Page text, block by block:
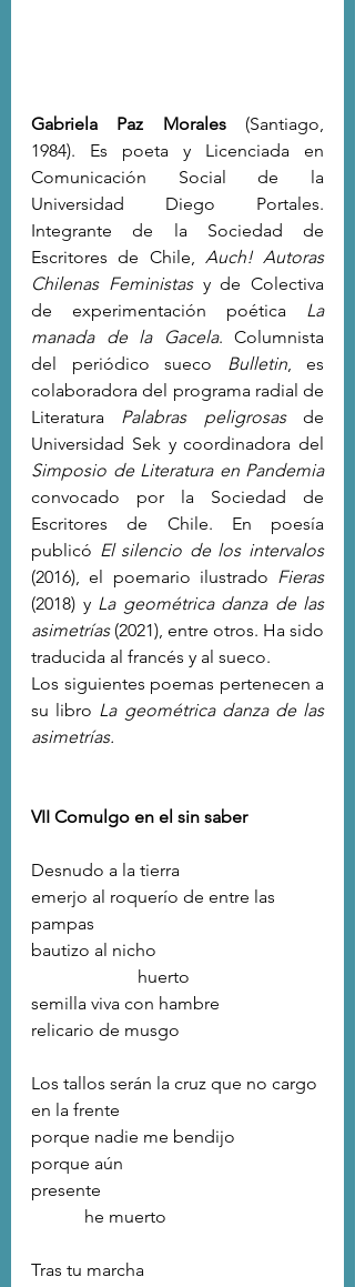
Gabriela Paz Morales (Santiago,
1984). Es poeta y Licenciada en
Comunicación Social de la
Universidad Diego Portales.
Integrante de la Sociedad de
Escritores de Chile, Auch! Autoras
Chilenas Feministas y de Colectiva
de experimentación poética La
manada de la Gacela. Columnista
del periódico sueco Bulletin, es
colaboradora del programa radial de
Literatura Palabras peligrosas de
Simposio de Literatura en Pandemia
convocado por la Sociedad de
Escritores de Chile. En poesía
publicó El silencio de los intervalos
(2016), el poemario ilustrado
Fieras
(2018) y La geométrica danza de las
asimetrías (2021), entre otros. Ha sido
traducida al francés y al sueco.
Los siguientes poemas pertenecen a
su libro La geométrica danza de las
asimetrías.
VII Comulgo en el sin saber
Desnudo a la tierra
emerjo al roquerío de entre las
pampas
bautizo al nicho
                        huerto
semilla viva con hambre
relicario de musgo
Los tallos serán la cruz que no cargo
en la frente
porque nadie me bendijo
porque aún
presente
            he muerto
Tras tu marcha